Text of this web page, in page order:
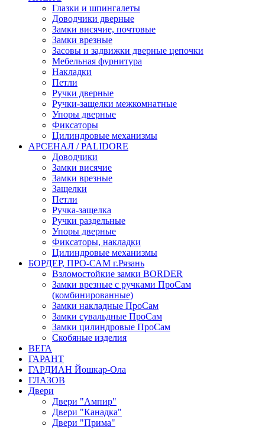
Глазки и шпингалеты
Доводчики дверные
Замки висячие, почтовые
Замки врезные
Засовы и задвижки дверные цепочки
Мебельная фурнитура
Накладки
Петли
Ручки дверные
Ручки-защелки межкомнатные
Упоры дверные
Фиксаторы
Цилиндровые механизмы
АРСЕНАЛ / PALIDORE
Доводчики
Замки висячие
Замки врезные
Защелки
Петли
Ручка-защелка
Ручки раздельные
Упоры дверные
Фиксаторы, накладки
Цилиндровые механизмы
БОРДЕР, ПРО-САМ г.Рязань
Взломостойкие замки BORDER
Замки врезные с ручками ПроСам
(комбинированные)
Замки накладные ПроСам
Замки сувальдные ПроСам
Замки цилиндровые ПроСам
Скобяные изделия
ВЕГА
ГАРАНТ
ГАРДИАН Йошкар-Ола
ГЛАЗОВ
Двери
Двери "Ампир"
Двери "Канадка"
Двери "Прима"